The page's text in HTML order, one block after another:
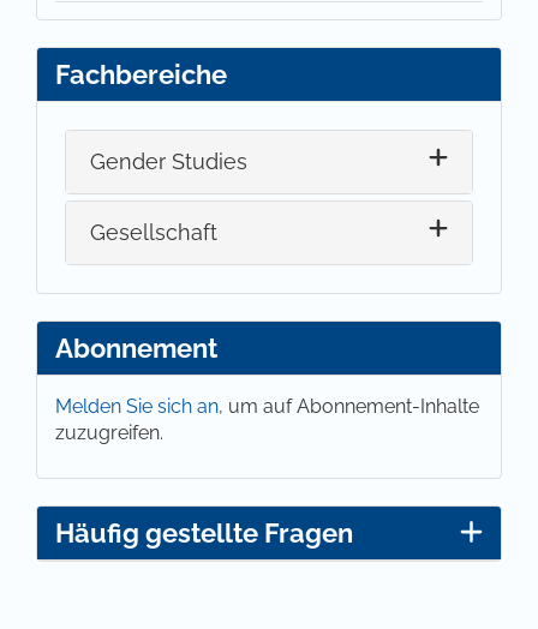
Fachbereiche
Gender Studies
Gesellschaft
Abonnement
Melden Sie sich an, um auf Abonnement-Inhalte
zuzugreifen.
Häufig gestellte Fragen